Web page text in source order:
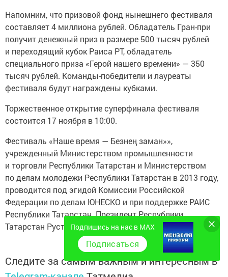
Напомним, что призовой фонд нынешнего фестиваля
составляет 4 миллиона рублей. Обладатель Гран-при
получит денежный приз в размере 500 тысяч рублей
и переходящий кубок Раиса РТ, обладатель
специального приза «Герой нашего времени» — 350
тысяч рублей. Команды-победители и лауреаты
фестиваля будут награждены кубками.
Торжественное открытие суперфинала фестиваля
состоится 17 ноября в 10:00.
Фестиваль «Наше время — Безнең заман»»,
учрежденный Министерством промышленности
и торговли Республики Татарстан и Министерством
по делам молодежи Республики Татарстан в 2013 году,
проводится под эгидой Комиссии Российской
Федерации по делам ЮНЕСКО и при поддержке РАИС
Республики Татарстан. Президент Республики
Татарстан Рустам Минниханов.
Следите за самым важным и интересным в
Подпишись на нас в MAX
Подписаться